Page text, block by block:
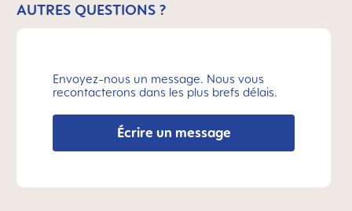
AUTRES QUESTIONS ?
Envoyez-nous un message. Nous vous
recontacterons dans les plus brefs délais.
Écrire un message